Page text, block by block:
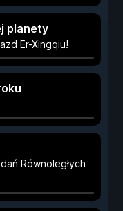
planety
Er-Xingqiu!
Równoległych